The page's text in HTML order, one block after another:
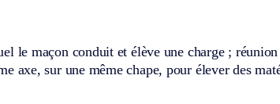
le maçon conduit et élève une charge ;
axe, sur une même chape, pour élever des